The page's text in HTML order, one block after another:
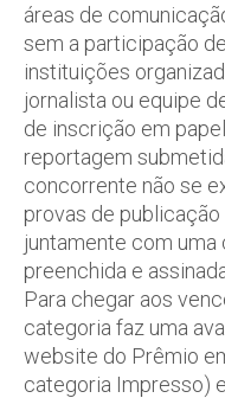
áreas de
sem a participação
instituições
jornalista ou equipe
de inscrição em
reportagem
concorrente não se
provas de
juntamente com
preenchida e
Para chegar aos
categoria faz uma
website do Prêmio
categoria Impresso)